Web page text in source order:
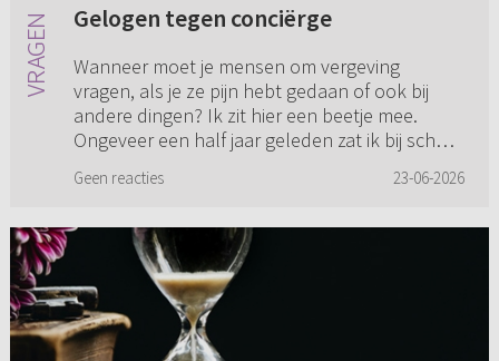
Gelogen tegen conciërge
Wanneer moet je mensen om vergeving
vragen, als je ze pijn hebt gedaan of ook bij
andere dingen? Ik zit hier een beetje mee.
Ongeveer een half jaar geleden zat ik bij school
Geen reacties 23-06-2026